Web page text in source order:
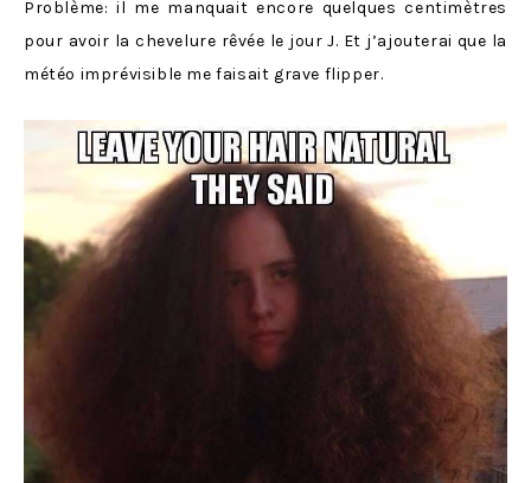
Problème: il me manquait encore quelques centimètres
pour avoir la chevelure rêvée le jour J. Et j’ajouterai que la
météo imprévisible me faisait grave flipper.